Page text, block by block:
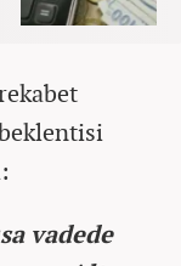
vadede